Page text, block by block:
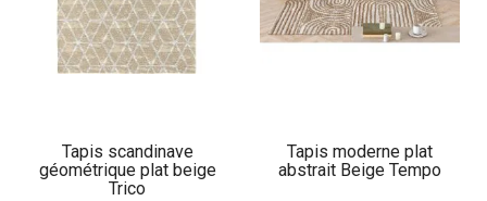
Tapis scandinave
géométrique plat beige
Trico
Tapis moderne plat
abstrait Beige Tempo